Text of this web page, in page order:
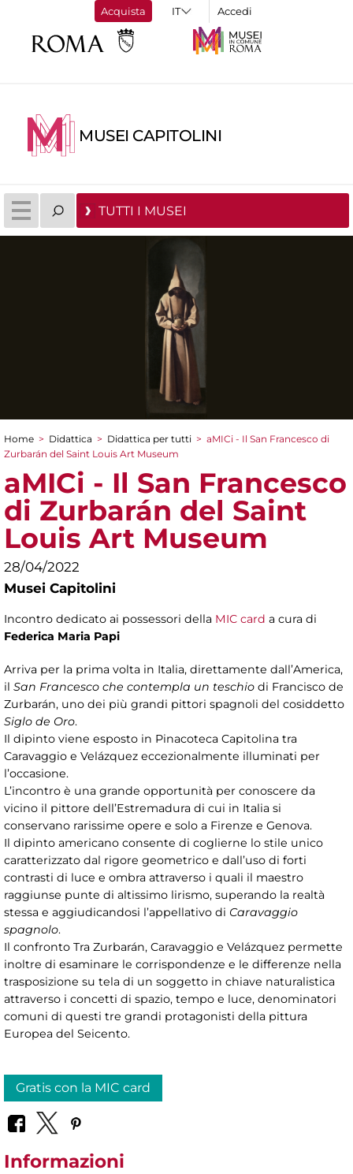
Acquista Accedi
MUSEI CAPITOLINI
TUTTI I MUSEI
Tu sei qui
Home > Didattica > Didattica per tutti > aMICi - Il San Francesco di
Zurbarán del Saint Louis Art Museum
aMICi - Il San Francesco
di Zurbarán del Saint
Louis Art Museum
28/04/2022
Musei Capitolini
Incontro dedicato ai possessori della MIC card a cura di
Federica Maria Papi
Arriva per la prima volta in Italia, direttamente dall’America,
il San Francesco che contempla un teschio di Francisco de
Zurbarán, uno dei più grandi pittori spagnoli del cosiddetto
Siglo de Oro.
Il dipinto viene esposto in Pinacoteca Capitolina tra
Caravaggio e Velázquez eccezionalmente illuminati per
l’occasione.
L’incontro è una grande opportunità per conoscere da
vicino il pittore dell’Estremadura di cui in Italia si
conservano rarissime opere e solo a Firenze e Genova.
Il dipinto americano consente di coglierne lo stile unico
caratterizzato dal rigore geometrico e dall’uso di forti
contrasti di luce e ombra attraverso i quali il maestro
raggiunse punte di altissimo lirismo, superando la realtà
stessa e aggiudicandosi l’appellativo di Caravaggio
spagnolo.
Il confronto Tra Zurbarán, Caravaggio e Velázquez permette
inoltre di esaminare le corrispondenze e le differenze nella
trasposizione su tela di un soggetto in chiave naturalistica
attraverso i concetti di spazio, tempo e luce, denominatori
comuni di questi tre grandi protagonisti della pittura
Europea del Seicento.
Gratis con la MIC card
Informazioni